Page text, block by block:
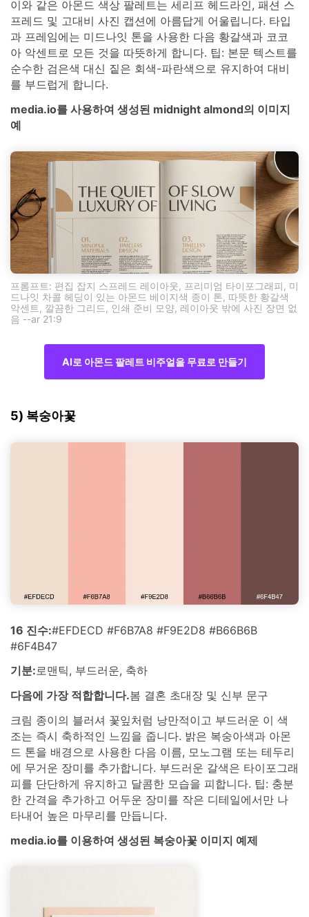
이와 같은 아몬드 색상 팔레트는 세리프 헤드라인, 패션 스
프레드 및 고대비 사진 캡션에 아름답게 어울립니다. 타입
과 프레임에는 미드나잇 톤을 사용한 다음 황갈색과 코코
아 악센트로 모든 것을 따뜻하게 합니다. 팁: 본문 텍스트를
순수한 검은색 대신 짙은 회색-파란색으로 유지하여 대비
를 부드럽게 합니다.
media.io를 사용하여 생성된 midnight almond의 이미지
예
프롬프트: 편집 잡지 스프레드 레이아웃, 프리미엄 타이포그래피, 미
드나잇 차콜 헤딩이 있는 아몬드 베이지색 종이 톤, 따뜻한 황갈색
악센트, 깔끔한 그리드, 인쇄 준비 모양, 레이아웃 밖에 사진 장면 없
음 --ar 21:9
AI로 아몬드 팔레트 비주얼을 무료로 만들기
5) 복숭아꽃
16 진수:#EFDECD #F6B7A8 #F9E2D8 #B66B6B
#6F4B47
기분:로맨틱, 부드러운, 축하
다음에 가장 적합합니다.봄 결혼 초대장 및 신부 문구
크림 종이의 블러셔 꽃잎처럼 낭만적이고 부드러운 이 색
조는 즉시 축하적인 느낌을 줍니다. 밝은 복숭아색과 아몬
드 톤을 배경으로 사용한 다음 이름, 모노그램 또는 테두리
에 무거운 장미를 추가합니다. 부드러운 갈색은 타이포그래
피를 단단하게 유지하고 달콤한 모습을 피합니다. 팁: 충분
한 간격을 추가하고 어두운 장미를 작은 디테일에서만 나
타내어 높은 마무리를 만듭니다.
media.io를 이용하여 생성된 복숭아꽃 이미지 예제